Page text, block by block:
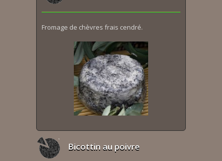
Fromage de chèvres frais cendré.
Bicottin au poivre